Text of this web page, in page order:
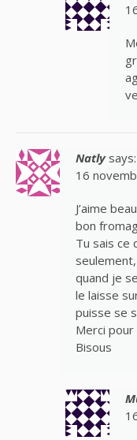
Natly says:
16
J’aime
bon
Tu sais ce
quand je
le laisse
puisse se
Merci
Bisous